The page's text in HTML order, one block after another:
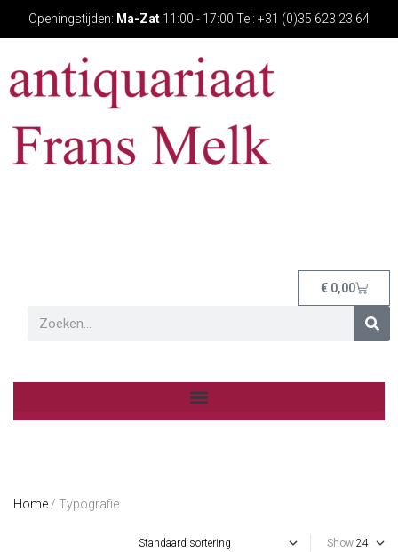
Openingstijden: Ma-Zat 11:00 - 17:00 Tel: +31 (0)35 623 23 64
€ 0,00
Home / Typografie
Show